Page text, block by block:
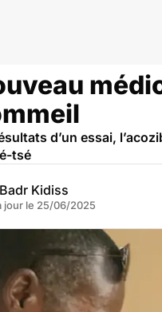
d’un essai,
tsé
Badr Kidiss
jour le 25/06/2025